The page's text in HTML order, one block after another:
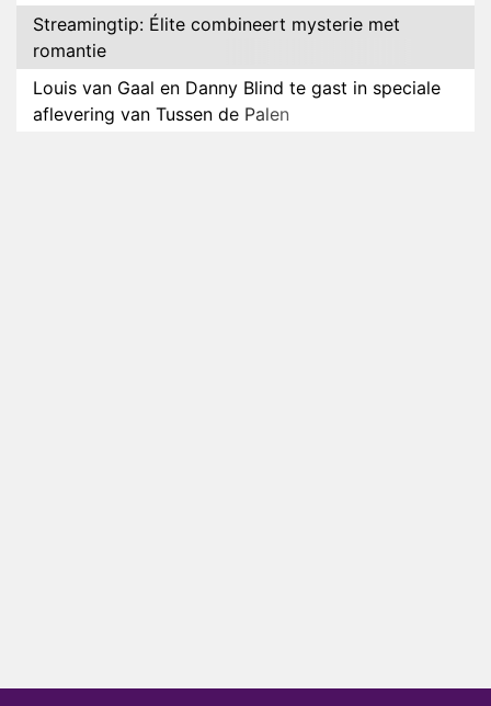
Streamingtip: Élite combineert mysterie met
romantie
Louis van Gaal en Danny Blind te gast in speciale
aflevering van Tussen de Palen